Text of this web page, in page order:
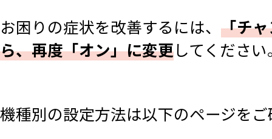
お困りの症状を改善するには、 「チ
ら、再度「オン」に変更してくださ
機種別の設定方法は以下のページを